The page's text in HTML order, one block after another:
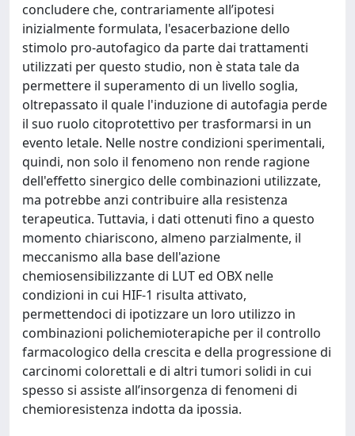
concludere che, contrariamente all’ipotesi
inizialmente formulata, l'esacerbazione dello
stimolo pro-autofagico da parte dai trattamenti
utilizzati per questo studio, non è stata tale da
permettere il superamento di un livello soglia,
oltrepassato il quale l'induzione di autofagia perde
il suo ruolo citoprotettivo per trasformarsi in un
evento letale. Nelle nostre condizioni sperimentali,
quindi, non solo il fenomeno non rende ragione
dell'effetto sinergico delle combinazioni utilizzate,
ma potrebbe anzi contribuire alla resistenza
terapeutica. Tuttavia, i dati ottenuti fino a questo
momento chiariscono, almeno parzialmente, il
meccanismo alla base dell'azione
chemiosensibilizzante di LUT ed OBX nelle
condizioni in cui HIF-1 risulta attivato,
permettendoci di ipotizzare un loro utilizzo in
combinazioni polichemioterapiche per il controllo
farmacologico della crescita e della progressione di
carcinomi colorettali e di altri tumori solidi in cui
spesso si assiste all’insorgenza di fenomeni di
chemioresistenza indotta da ipossia.